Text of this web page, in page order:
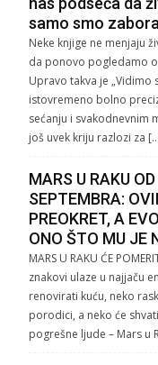
samo smo
Neke knjige ne menjaju
da ponovo pogledamo
Upravo takva je „Vidimo
istovremeno bolno
sećanju i svakodnevnim
još uvek kriju razlozi za
MARS U RAKU
SEPTEMBRA:
PREOKRET, A
ONO ŠTO MU JE
MARS U RAKU ĆE
znakovi ulaze u najjaču
renovirati kuću, neko
porodici, a neko će
pogrešne ljude – Mars u